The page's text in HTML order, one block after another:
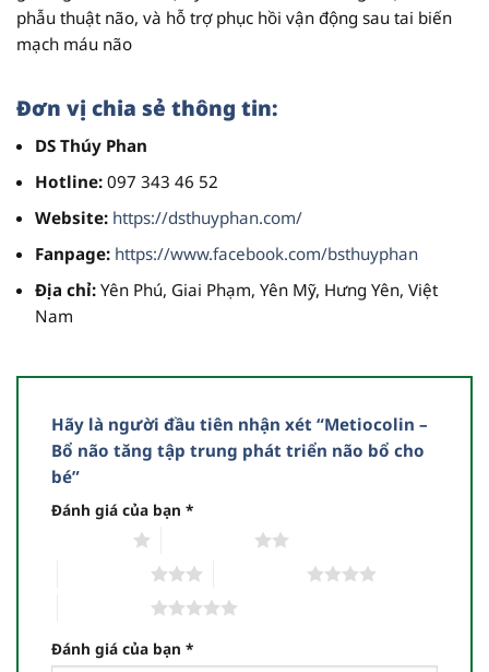
phẫu thuật não, và hỗ trợ phục hồi vận động sau tai biến
mạch máu não
Đơn vị chia sẻ thông tin:
DS Thúy Phan
Hotline: 097 343 46 52
Website: https://dsthuyphan.com/
Fanpage: https://www.facebook.com/bsthuyphan
Địa chỉ: Yên Phú, Giai Phạm, Yên Mỹ, Hưng Yên, Việt
Nam
Hãy là người đầu tiên nhận xét “Metiocolin –
Bổ não tăng tập trung phát triển não bổ cho
bé”
Đánh giá của bạn *
Đánh giá của bạn *